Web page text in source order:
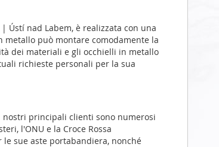
Ústí nad Labem, è realizzata con una
può montare comodamente la
dei materiali e gli occhielli in metallo
richieste personali per la sua
nostri principali clienti sono numerosi
l'ONU e la Croce Rossa
sue aste portabandiera, nonché